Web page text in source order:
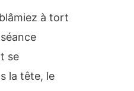
à tort
se
la tête, le